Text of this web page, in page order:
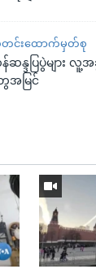
င်းထောက်မှတ်စု
ဆန္ဒပြပွဲများ
အမြင်